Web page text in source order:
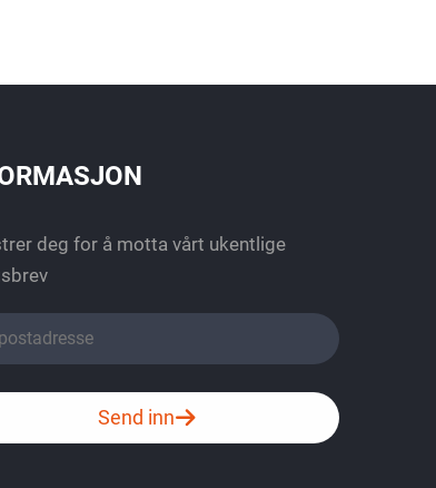
deg for å motta vårt ukentlige
Send inn